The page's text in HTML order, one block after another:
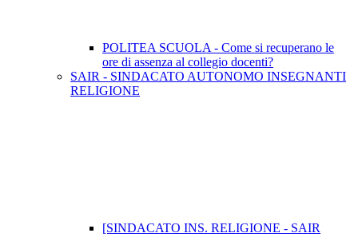
POLITEA SCUOLA - Come si recuperano le
ore di assenza al collegio docenti?
SAIR - SINDACATO AUTONOMO INSEGNANTI
RELIGIONE
[SINDACATO INS. RELIGIONE - SAIR